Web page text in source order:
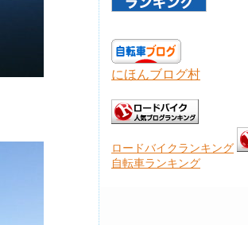
にほんブログ村
ロードバイクランキング
自転車ランキング